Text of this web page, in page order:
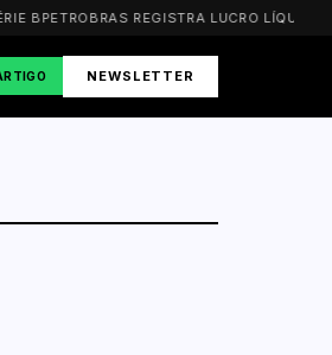
REGISTRA LUCRO LÍQUIDO DE R$
NEWSLETTER